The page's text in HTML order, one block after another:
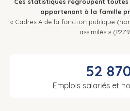
Ces statistiques regroupent
appartenant à la famille
« Cadres A de la fonction publique
assimilés »
52
Emplois salariés et